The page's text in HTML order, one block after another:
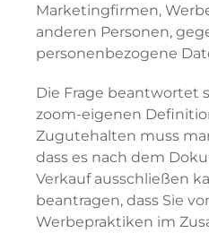
Marketingfirmen,
anderen Personen,
personenbezogene
Die Frage beantwortet
zoom-eigenen
Zugutehalten muss
dass es nach dem
Verkauf ausschließen
beantragen, dass Sie
Werbepraktiken im